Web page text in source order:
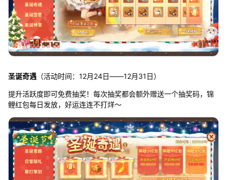
圣诞奇遇（活动时间：12月24日——12月31日）
提升活跃度即可免费抽奖！每次抽奖都会额外赠送一个抽奖码，锦
鲤红包每日发放，好运连连不打烊～